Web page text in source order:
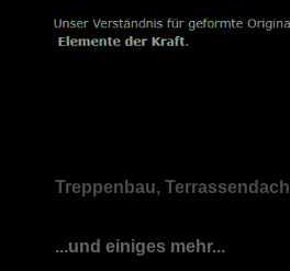
Treppenbau, Terrassendach
...und einiges mehr...